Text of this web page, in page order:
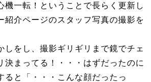
機一転！ということで長らく更新し
紹介ページのスタッフ写真の撮影を
しをし、撮影ギリギリまで鏡でチェ
決まってる！・・・はずだったのに
ると「・・・こんな顔だったっ